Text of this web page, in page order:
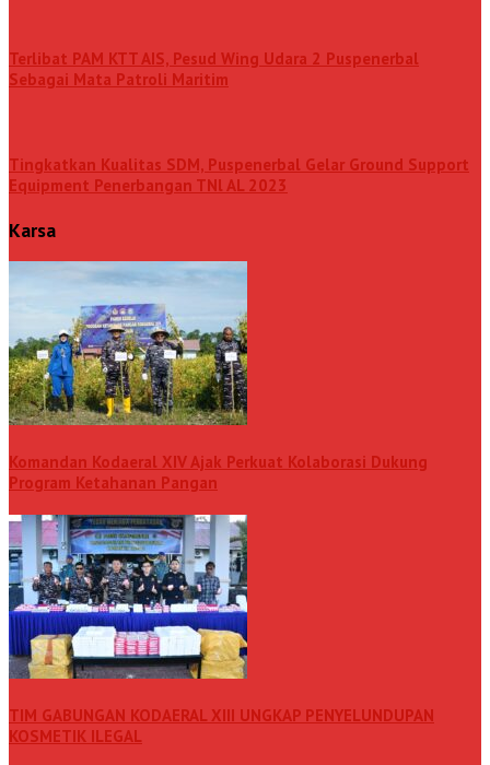
Terlibat PAM KTT AIS, Pesud Wing Udara 2 Puspenerbal
Sebagai Mata Patroli Maritim
Tingkatkan Kualitas SDM, Puspenerbal Gelar Ground Support
Equipment Penerbangan TNl AL 2023
Karsa
Komandan Kodaeral XIV Ajak Perkuat Kolaborasi Dukung
Program Ketahanan Pangan
TIM GABUNGAN KODAERAL XIII UNGKAP PENYELUNDUPAN
KOSMETIK ILEGAL